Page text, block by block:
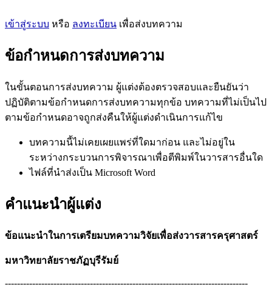
เข้าสู่ระบบ หรือ ลงทะเบียน เพื่อส่งบทความ
ข้อกำหนดการส่งบทความ
ในขั้นตอนการส่งบทความ ผู้แต่งต้องตรวจสอบและยืนยันว่า
ปฏิบัติตามข้อกำหนดการส่งบทความทุกข้อ บทความที่ไม่เป็นไป
ตามข้อกำหนดอาจถูกส่งคืนให้ผู้แต่งดำเนินการแก้ไข
บทความนี้ไม่เคยเผยแพร่ที่ใดมาก่อน และไม่อยู่ใน
ระหว่างกระบวนการพิจารณาเพื่อตีพิมพ์ในวารสารอื่นใด
ไฟล์ที่นำส่งเป็น Microsoft Word
คำแนะนำผู้แต่ง
ข้อแนะนำในการเตรียมบทความวิจัยเพื่อส่งวารสารครุศาสตร์
มหาวิทยาลัยราชภัฏบุรีรัมย์
--------------------------------------------------------------------------------